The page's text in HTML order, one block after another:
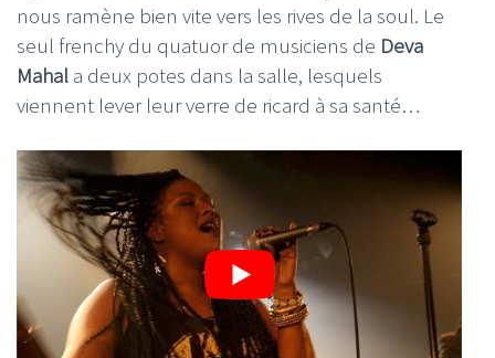
nous ramène bien vite vers les rives de la soul. Le
seul frenchy du quatuor de musiciens de Deva
Mahal a deux potes dans la salle, lesquels
viennent lever leur verre de ricard à sa santé…